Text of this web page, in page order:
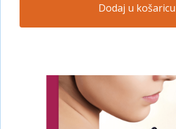
Dodaj u košaricu